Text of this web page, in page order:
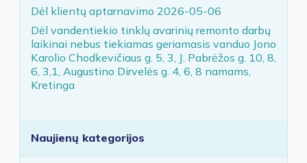
Dėl klientų aptarnavimo 2026-05-06
Dėl vandentiekio tinklų avarinių remonto darbų
laikinai nebus tiekiamas geriamasis vanduo Jono
Karolio Chodkevičiaus g. 5, 3, J. Pabrėžos g. 10, 8,
6, 3,1, Augustino Dirvelės g. 4, 6, 8 namams,
Kretinga
Naujienų kategorijos